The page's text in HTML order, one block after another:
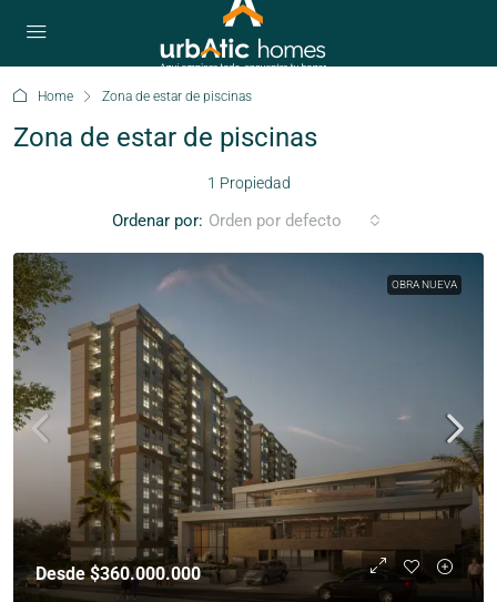
Home Zona de estar de piscinas
Zona de estar de piscinas
1 Propiedad
Ordenar por: Orden por defecto
OBRA NUEVA
Desde $360.000.000